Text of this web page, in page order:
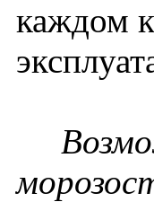
каждом